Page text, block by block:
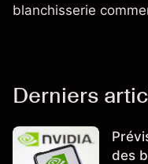
blanchisserie
Derniers
des